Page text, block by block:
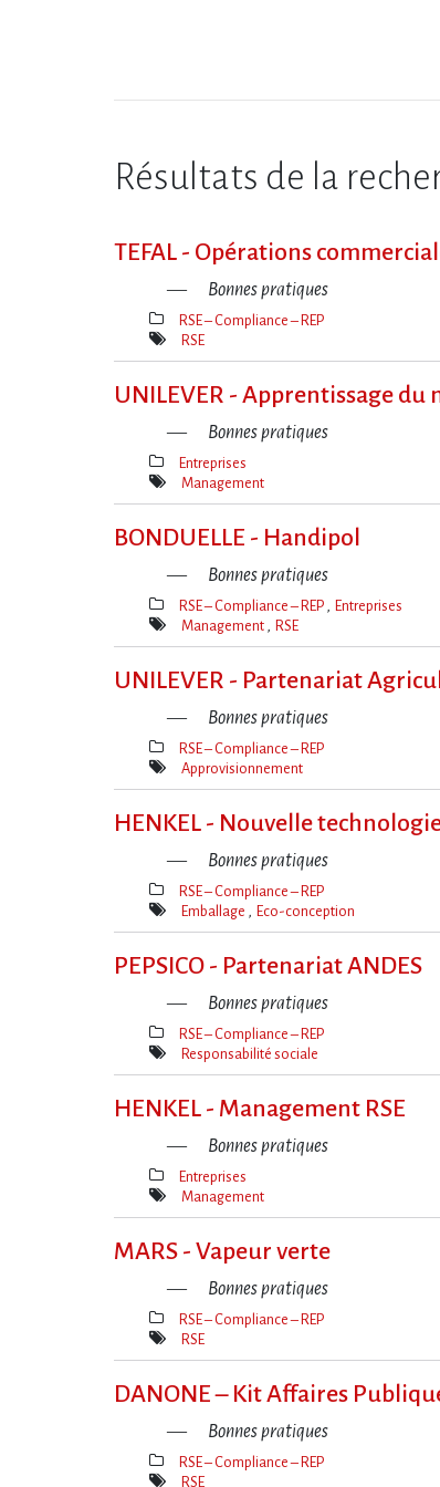
Résultats de la
TEFAL - Opérations
Bonnes pratiques
Thèmes(s)
RSE – Compliance – REP
Mot(s)-
RSE
UNILEVER - Apprentissage
Bonnes pratiques
Thèmes(s)
Entreprises
Mot(s)-
Management
BONDUELLE - Handipol
Bonnes pratiques
Thèmes(s)
RSE – Compliance – REP Entreprises
Mot(s)-
Management RSE
UNILEVER - Partenariat
Bonnes pratiques
Thèmes(s)
RSE – Compliance – REP
Mot(s)-
Approvisionnement
HENKEL - Nouvelle
Bonnes pratiques
Thèmes(s)
RSE – Compliance – REP
Mot(s)-
Emballage Eco-conception
PEPSICO - Partenariat ANDES
Bonnes pratiques
Thèmes(s)
RSE – Compliance – REP
Mot(s)-
Responsabilité sociale
HENKEL - Management RSE
Bonnes pratiques
Thèmes(s)
Entreprises
Mot(s)-
Management
MARS - Vapeur verte
Bonnes pratiques
Thèmes(s)
RSE – Compliance – REP
Mot(s)-
RSE
DANONE – Kit Affaires
Bonnes pratiques
Thèmes(s)
RSE – Compliance – REP
RSE